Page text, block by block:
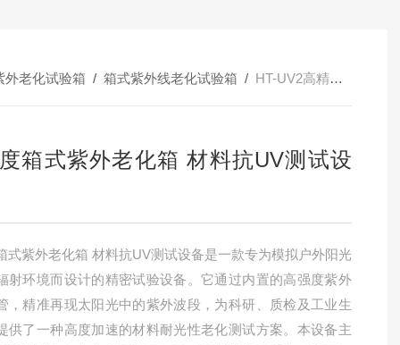
外老化试验箱 / 箱式紫外线老化试验箱 / HT-UV2高精度箱式紫外老化箱 材料抗UV测试设备
箱式紫外老化箱 材料抗UV测试设
式紫外老化箱 材料抗UV测试设备是一款专为模拟户外阳光
射环境而设计的精密试验设备。它通过内置的高强度紫外
，精准再现太阳光中的紫外波段，为科研、质检及工业生
供了一种高度加速的材料耐光性老化测试方案。本设备主